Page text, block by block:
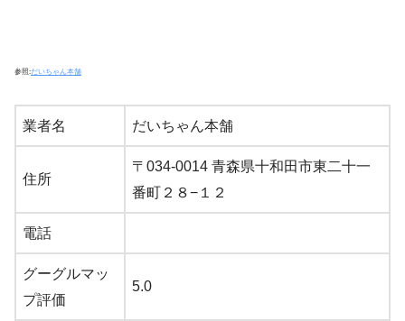
参照:だいちゃん本舗
業者名 だいちゃん本舗
住所
〒034-0014 青森県十和田市東二十一
番町２８−１２
電話
グーグルマッ
プ評価
5.0